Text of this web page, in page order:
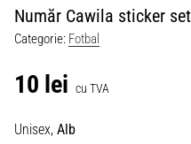
Număr Cawila sticker
Categorie: Fotbal
10 lei cu TVA
Unisex, Alb